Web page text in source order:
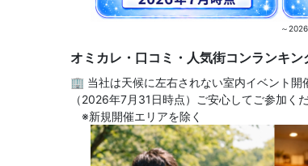
～
オミカレ・口コミ・人気街コンランキン
🏢 当社は天候に左右されない室内イベント開
（2026年7月31日時点）ご安心してご参加く
※新規開催エリアを除く